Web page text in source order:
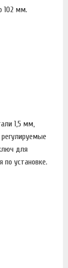
102 мм.
1,5 мм,
для
по установке.